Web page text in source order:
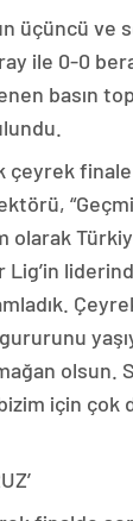
üçüncü ve
ile 0-0
basın
çeyrek finale
olarak
olsun.
bizim için